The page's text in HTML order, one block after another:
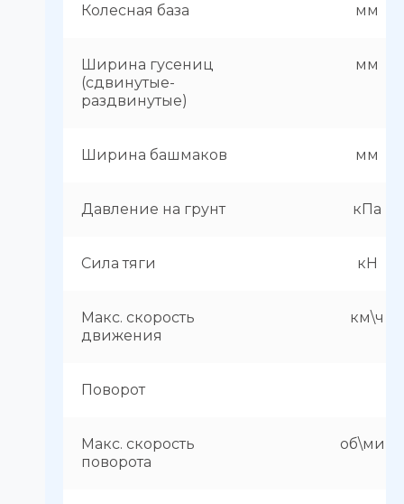
Колесная база мм
Ширина гусениц
(сдвинутые-
раздвинутые)
мм
Ширина башмаков мм
Давление на грунт кПа
Сила тяги кН
Макс. скорость
движения
км\ч
Поворот
Макс. скорость
поворота
об\мин